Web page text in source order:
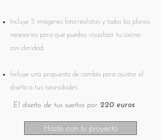
Incluye 5 imágenes fotorrealistas y todos los planos
necesarios para que puedas visualizar tu cocina
con claridad.
Incluye una propuesta de cambio para ajustar el
diseño a tus necesidades.
El diseño de tus sueños por 220 euros
Hazte con tu proyecto